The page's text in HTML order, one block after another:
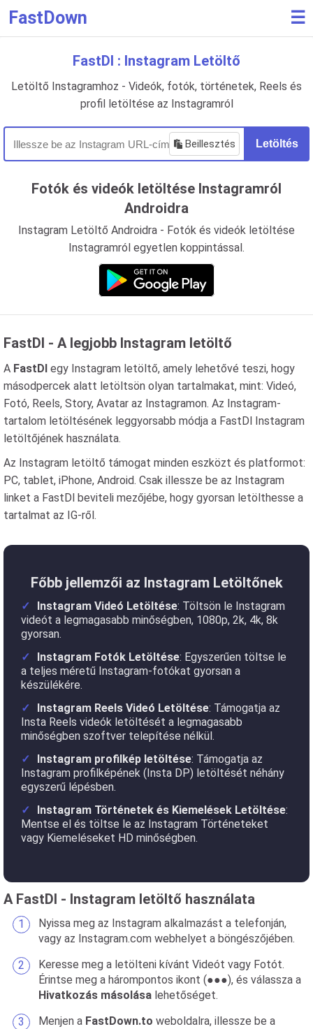
FastDown ☰
FastDl : Instagram Letöltő
Letöltő Instagramhoz - Videók, fotók, történetek, Reels és
profil letöltése az Instagramról
Beillesztés Letöltés
Fotók és videók letöltése Instagramról
Androidra
Instagram Letöltő Androidra - Fotók és videók letöltése
Instagramról egyetlen koppintással.
FastDl - A legjobb Instagram letöltő
A FastDl egy Instagram letöltő, amely lehetővé teszi, hogy
másodpercek alatt letöltsön olyan tartalmakat, mint: Videó,
Fotó, Reels, Story, Avatar az Instagramon. Az Instagram-
tartalom letöltésének leggyorsabb módja a FastDl Instagram
letöltőjének használata.
Az Instagram letöltő támogat minden eszközt és platformot:
PC, tablet, iPhone, Android. Csak illessze be az Instagram
linket a FastDl beviteli mezőjébe, hogy gyorsan letölthesse a
tartalmat az IG-ről.
Főbb jellemzői az Instagram Letöltőnek
Instagram Videó Letöltése: Töltsön le Instagram
videót a legmagasabb minőségben, 1080p, 2k, 4k, 8k
gyorsan.
Instagram Fotók Letöltése: Egyszerűen töltse le
a teljes méretű Instagram-fotókat gyorsan a
készülékére.
Instagram Reels Videó Letöltése: Támogatja az
Insta Reels videók letöltését a legmagasabb
minőségben szoftver telepítése nélkül.
Instagram profilkép letöltése: Támogatja az
Instagram profilképének (Insta DP) letöltését néhány
egyszerű lépésben.
Instagram Történetek és Kiemelések Letöltése:
Mentse el és töltse le az Instagram Történeteket
vagy Kiemeléseket HD minőségben.
A FastDl - Instagram letöltő használata
Nyissa meg az Instagram alkalmazást a telefonján,
vagy az Instagram.com webhelyet a böngészőjében.
Keresse meg a letölteni kívánt Videót vagy Fotót.
Érintse meg a hárompontos ikont (●●●), és válassza a
Hivatkozás másolása lehetőséget.
Menjen a FastDown.to weboldalra, illessze be a